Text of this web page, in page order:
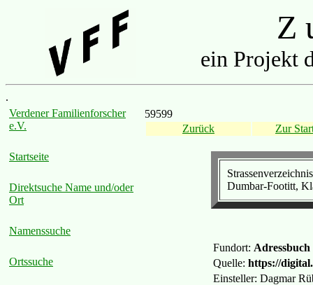
Z
ein Projekt
.
Verdener Familienforscher
e.V.
Startseite
Direktsuche Name und/oder
Ort
Namenssuche
Ortssuche
59599
Zurück
Zur
Dumbar-Footitt,
Fundort: Adressbuch
Quelle: https://
Einsteller: Dagmar